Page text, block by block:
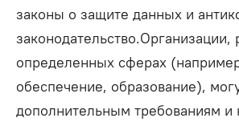
законы о защите данных и
определенных сферах
обеспечение, образование),
дополнительным требованиям и